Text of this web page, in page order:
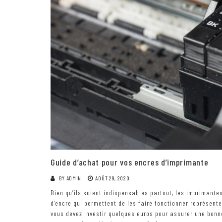
Guide d’achat pour vos encres d’imprimante
BY ADMIN AOÛT 29, 2020
Bien qu’ils soient indispensables partout, les
d’encre qui permettent de les faire fonctionner
vous devez investir quelques euros pour assurer une